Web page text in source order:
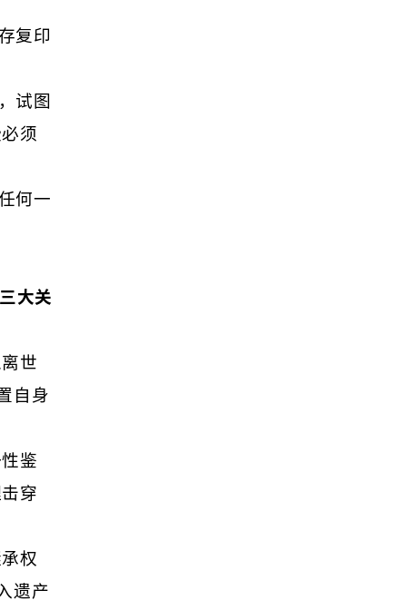
复印
试图
须
何一
大关
世
自身
鉴
穿
权
遗产